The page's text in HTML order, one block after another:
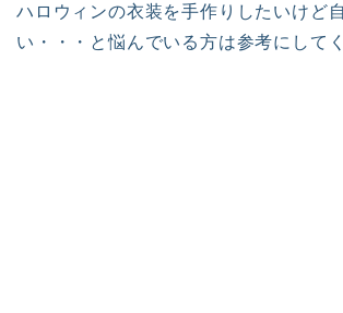
ハロウィンの衣装を手作りしたいけど
い・・・と悩んでいる方は参考にして